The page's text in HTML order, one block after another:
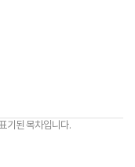
기된 목차입니다.